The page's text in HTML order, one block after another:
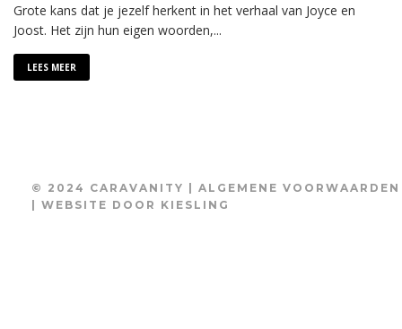
Grote kans dat je jezelf herkent in het verhaal van Joyce en
Joost. Het zijn hun eigen woorden,...
LEES MEER
© 2024 CARAVANITY | ALGEMENE VOORWAARDEN
| WEBSITE DOOR KIESLING